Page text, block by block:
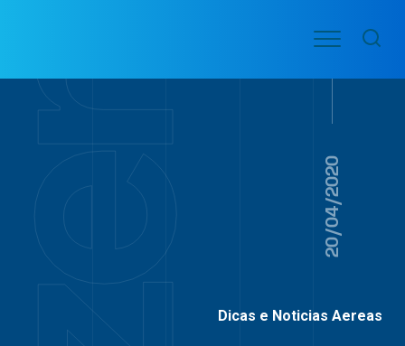
conteúdo
VOO
AÉREAS
Menu
20/04/2020
Dicas e Noticias Aereas